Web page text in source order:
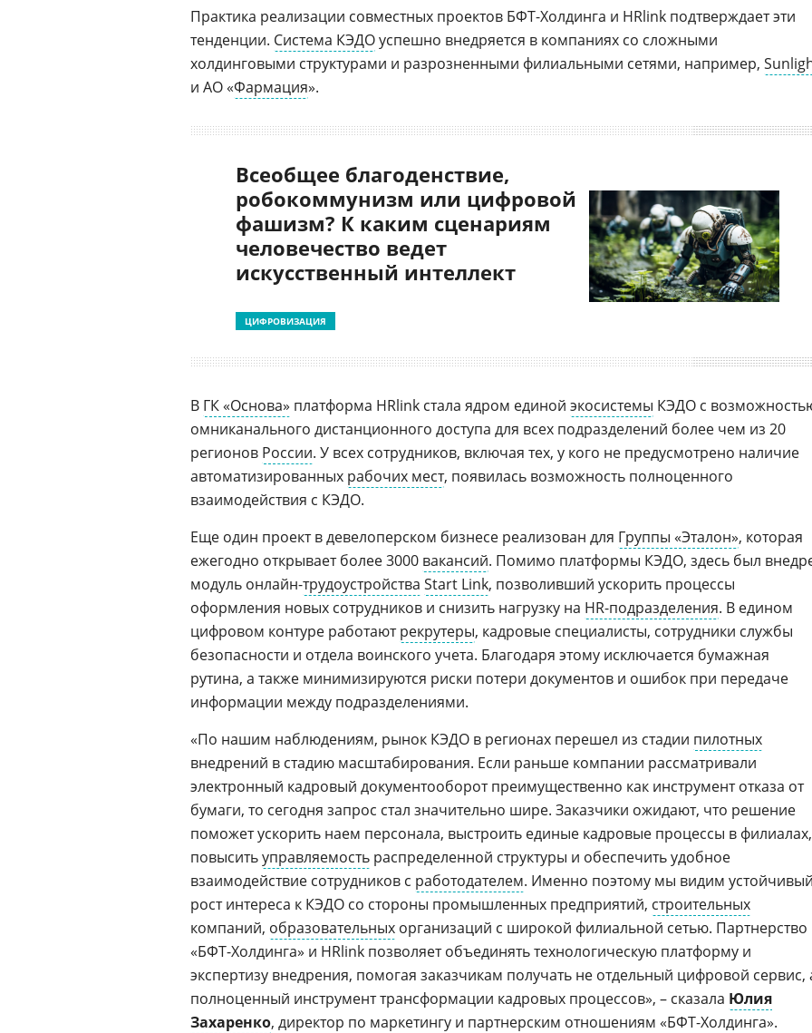
Практика реализации совместных проектов БФТ-Холдинга и HRlink подтверждает эти
тенденции. Система КЭДОуспешно внедряется в компаниях со сложными
холдинговыми структурами и разрозненными филиальными сетями, например,
и АО «Фармация».
Всеобщее благоденствие,
робокоммунизм или цифровой
фашизм? К каким сценариям
человечество ведет
искусственный интеллект
ЦИФРОВИЗАЦИЯ
В ГК «Основа» платформа HRlink стала ядром единой экосистемы КЭДО с
омниканального дистанционного доступа для всех подразделений более чем из 20
регионов России. У всех сотрудников, включая тех, у кого не предусмотрено наличие
автоматизированных рабочих мест, появилась возможность полноценного
взаимодействия с КЭДО.
Еще один проект в девелоперском бизнесе реализован для Группы «Эталон», которая
ежегодно открывает более 3000 вакансий. Помимо платформы КЭДО, здесь был
модуль онлайн-трудоустройства Start Link, позволивший ускорить процессы
оформления новых сотрудников и снизить нагрузку на HR-подразделения. В едином
цифровом контуре работаютрекрутеры, кадровые специалисты, сотрудники службы
безопасности и отдела воинского учета. Благодаря этому исключается бумажная
рутина, а также минимизируются риски потери документов и ошибок при передаче
информации между подразделениями.
«По нашим наблюдениям, рынок КЭДО в регионах перешел из стадии пилотных
внедрений в стадию масштабирования. Если раньше компании рассматривали
электронный кадровый документооборот преимущественно как инструмент отказа от
бумаги, то сегодня запрос стал значительно шире. Заказчики ожидают, что решение
поможет ускорить наем персонала, выстроить единые кадровые процессы в филиалах,
повыситьуправляемость распределенной структуры и обеспечить удобное
взаимодействие сотрудников с работодателем. Именно поэтому мы видим
рост интереса к КЭДО со стороны промышленных предприятий, строительных
компаний, образовательных организаций с широкой филиальной сетью. Партнерство
«БФТ-Холдинга» и HRlink позволяет объединять технологическую платформу и
экспертизу внедрения, помогая заказчикам получать не отдельный цифровой сервис,
полноценный инструмент трансформации кадровых процессов», – сказала Юлия
Захаренко, директор по маркетингу и партнерским отношениям «БФТ-Холдинга».